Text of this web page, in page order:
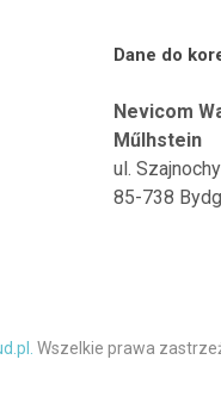
Dane do
Nevicom
Műlhstein
ul.
85-738
Wszelkie prawa